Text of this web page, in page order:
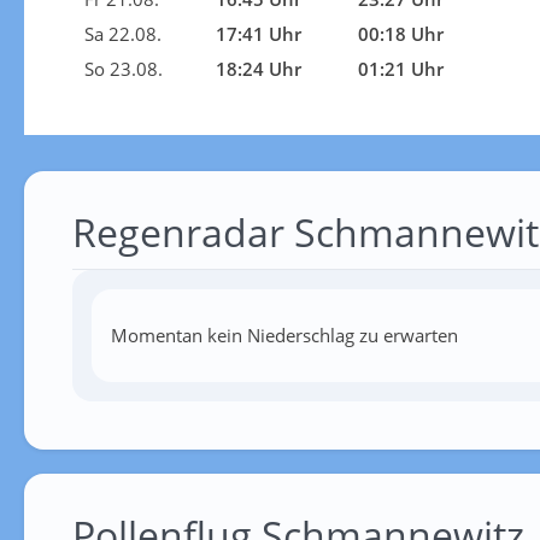
Sa 22.08.
17:41 Uhr
00:18 Uhr
So 23.08.
18:24 Uhr 01:21 Uhr
Regenradar
Momentan kein Niederschlag zu erwarten